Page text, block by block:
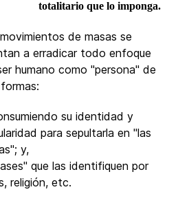
totalitario que lo imponga.
de masas se
a erradicar todo enfoque
humano como "persona" de
su identidad y
para sepultarla en "las
y,
que las identifiquen por
religión, etc.